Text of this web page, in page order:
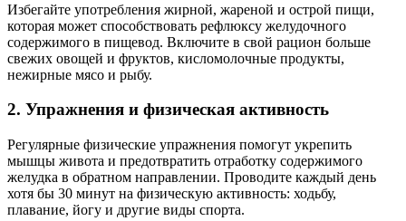
Избегайте употребления жирной, жареной и острой пищи,
которая может способствовать рефлюксу желудочного
содержимого в пищевод. Включите в свой рацион больше
свежих овощей и фруктов, кисломолочные продукты,
нежирные мясо и рыбу.
2. Упражнения и физическая активность
Регулярные физические упражнения помогут укрепить
мышцы живота и предотвратить отработку содержимого
желудка в обратном направлении. Проводите каждый день
хотя бы 30 минут на физическую активность: ходьбу,
плавание, йогу и другие виды спорта.